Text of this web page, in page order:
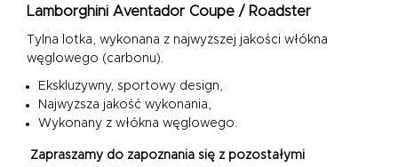
Lamborghini Aventador Coupe / Roadster
Tylna lotka, wykonana z najwyższej jakości włókna
węglowego (carbonu).
Ekskluzywny, sportowy design,
Najwyższa jakość wykonania,
Wykonany z włókna węglowego.
Zapraszamy do zapoznania się z pozostałymi